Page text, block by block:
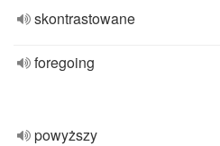
skontrastowane
foregoing
powyższy